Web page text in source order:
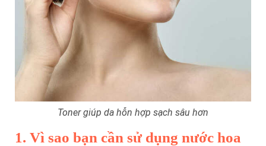
Toner giúp da hỗn hợp sạch sâu hơn
1. Vì sao bạn cần sử dụng nước hoa